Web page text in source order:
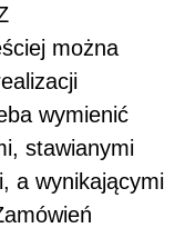
można
wymienić
stawianymi
a wynikającymi